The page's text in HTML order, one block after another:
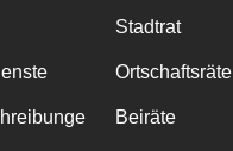
Stadtrat
Ortschaftsräte
Beiräte